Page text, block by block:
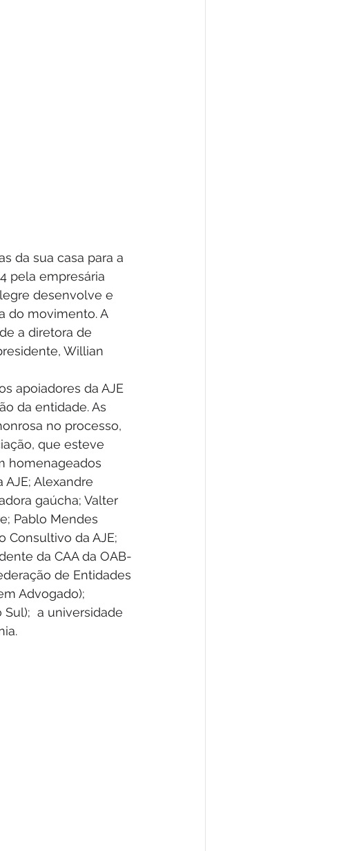
da sua casa para a
pela empresária
desenvolve e
do movimento. A
a diretora de
Willian
da entidade. As
no processo,
que esteve
homenageados
Alexandre
gaúcha; Valter
Pablo Mendes
Consultivo da AJE;
da CAA da OAB-
de Entidades
Advogado);
a universidade